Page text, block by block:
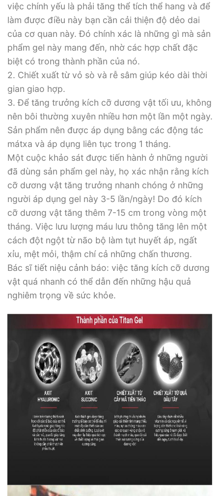
việc chính yếu là phải tăng thể tích thể hang và để
làm được điều này bạn cần cải thiện độ dẻo dai
của cơ quan này. Đó chính xác là những gì mà sản
phẩm gel này mang đến, nhờ các hợp chất đặc
biệt có trong thành phần của nó.
2. Chiết xuất từ vỏ sò và rễ sâm giúp kéo dài thời
gian giao hợp.
3. Để tăng trưởng kích cỡ dương vật tối ưu, không
nên bôi thường xuyên nhiều hơn một lần một ngày.
Sản phẩm nên được áp dụng bằng các động tác
mátxa và áp dụng liên tục trong 1 tháng.
Một cuộc khảo sát được tiến hành ở những người
đã dùng sản phẩm gel này, họ xác nhận rằng kích
cỡ dương vật tăng trưởng nhanh chóng ở những
người áp dụng gel này 3-5 lần/ngày! Do đó kích
cỡ dương vật tăng thêm 7-15 cm trong vòng một
tháng. Việc lưu lượng máu lưu thông tăng lên một
cách đột ngột từ não bộ làm tụt huyết áp, ngất
xỉu, mệt mỏi, thậm chí cả những chấn thương.
Bác sĩ tiết niệu cảnh báo: việc tăng kích cỡ dương
vật quá nhanh có thể dẫn đến những hậu quả
nghiêm trọng về sức khỏe.